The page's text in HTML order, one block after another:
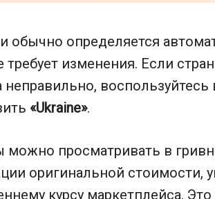
обычно определяется
требует изменения. Если
неправильно,
«Ukraine».
можно просматривать в
оригинальной стоимости,
курсу маркетплейса. Это